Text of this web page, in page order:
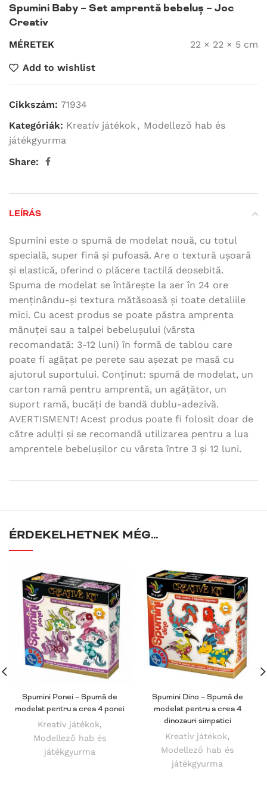
Spumini Baby – Set amprentă bebeluș – Joc
Creativ
MÉRETEK 22 × 22 × 5 cm
Add to wishlist
Cikkszám: 71934
Kategóriák: Kreatív játékok, Modellező hab és
játékgyurma
Share:
LEÍRÁS
Spumini este o spumă de modelat nouă, cu totul
specială, super fină și pufoasă. Are o textură ușoară
și elastică, oferind o plăcere tactilă deosebită.
Spuma de modelat se întărește la aer în 24 ore
menținându-și textura mătăsoasă și toate detaliile
mici. Cu acest produs se poate păstra amprenta
mânuței sau a talpei bebelușului (vârsta
recomandată: 3-12 luni) în formă de tablou care
poate fi agățat pe perete sau așezat pe masă cu
ajutorul suportului. Conținut: spumă de modelat, un
carton ramă pentru amprentă, un agățător, un
suport ramă, bucăți de bandă dublu-adezivă.
AVERTISMENT! Acest produs poate fi folosit doar de
către adulți și se recomandă utilizarea pentru a lua
amprentele bebelușilor cu vârsta între 3 și 12 luni.
ÉRDEKELHETNEK MÉG…
Spumini Ponei – Spumă de
modelat pentru a crea 4 ponei
Kreatív játékok,
Modellező hab és
játékgyurma
Spumini Dino – Spumă de
modelat pentru a crea 4
dinozauri simpatici
Kreatív játékok,
Modellező hab és
játékgyurma